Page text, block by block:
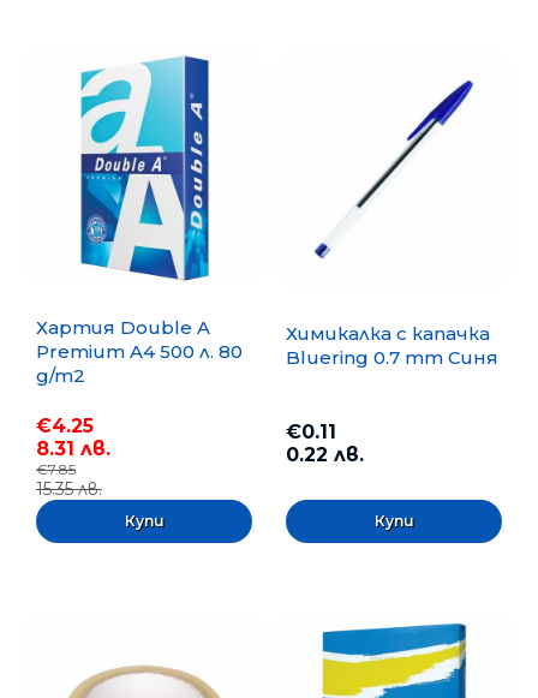
Хартия Double A
Premium A4 500 л. 80
g/m2
€4.25
8.31 лв.
€7.85
15.35 лв.
Химикалка с капачка
Bluering 0.7 mm Синя
€0.11
0.22 лв.